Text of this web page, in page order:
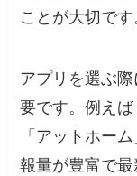
ことが大切です
アプリを選ぶ
要です。例えば
「アットホー
報量が豊富で